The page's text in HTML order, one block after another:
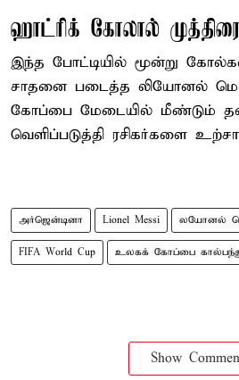
ஹாட்ரிக் கோலால்
இந்த போட்டியில் மூன்று
சாதனை படைத்த லியோனல்
கோப்பை மேடையில் மீண்டும்
வெளிப்படுத்தி ரசிகர்களை
அர்ஜென்டினா Lionel Messi லயோனல்
FIFA World Cup உலகக் கோப்பை
Show